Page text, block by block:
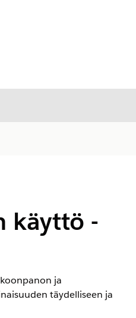
käyttö -
ja
täydelliseen ja